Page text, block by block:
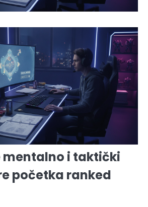
mentalno i taktički
početka ranked